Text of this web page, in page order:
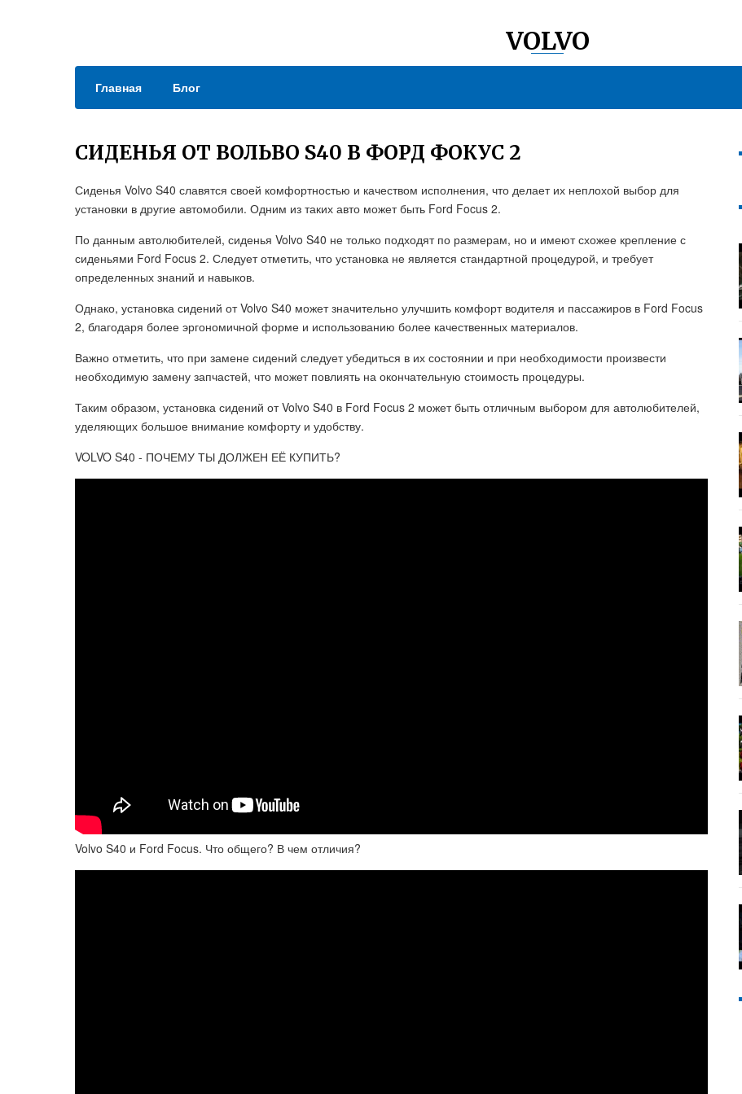
VOLVO
Главная Блог
СИДЕНЬЯ ОТ ВОЛЬВО S40 В ФОРД ФОКУС 2
Сиденья Volvo S40 славятся своей комфортностью и качеством исполнения, что делает их неплохой выбор для
установки в другие автомобили. Одним из таких авто может быть Ford Focus 2.
По данным автолюбителей, сиденья Volvo S40 не только подходят по размерам, но и имеют схожее крепление с
сиденьями Ford Focus 2. Следует отметить, что установка не является стандартной процедурой, и требует
определенных знаний и навыков.
Однако, установка сидений от Volvo S40 может значительно улучшить комфорт водителя и пассажиров в Ford Focus
2, благодаря более эргономичной форме и использованию более качественных материалов.
Важно отметить, что при замене сидений следует убедиться в их состоянии и при необходимости произвести
необходимую замену запчастей, что может повлиять на окончательную стоимость процедуры.
Таким образом, установка сидений от Volvo S40 в Ford Focus 2 может быть отличным выбором для автолюбителей,
уделяющих большое внимание комфорту и удобству.
VOLVO S40 - ПОЧЕМУ ТЫ ДОЛЖЕН ЕЁ КУПИТЬ?
Volvo S40 и Ford Focus. Что общего? В чем отличия?